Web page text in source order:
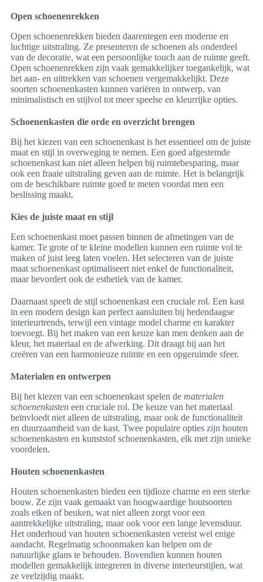
Open schoenenrekken
Open schoenenrekken bieden daarentegen een moderne en
luchtige uitstraling. Ze presenteren de schoenen als onderdeel
van de decoratie, wat een persoonlijke touch aan de ruimte geeft.
Open schoenenrekken zijn vaak gemakkelijker toegankelijk, wat
het aan- en uittrekken van schoenen vergemakkelijkt. Deze
soorten schoenenkasten kunnen variëren in ontwerp, van
minimalistisch en stijlvol tot meer speelse en kleurrijke opties.
Schoenenkasten die orde en overzicht brengen
Bij het kiezen van een schoenenkast is het essentieel om de juiste
maat en stijl in overweging te nemen. Een goed afgestemde
schoenenkast kan niet alleen helpen bij ruimtebesparing, maar
ook een fraaie uitstraling geven aan de ruimte. Het is belangrijk
om de beschikbare ruimte goed te meten voordat men een
beslissing maakt.
Kies de juiste maat en stijl
Een schoenenkast moet passen binnen de afmetingen van de
kamer. Te grote of te kleine modellen kunnen een ruimte vol te
maken of juist leeg laten voelen. Het selecteren van de juiste
maat schoenenkast optimaliseert niet enkel de functionaliteit,
maar bevordert ook de esthetiek van de kamer.
Daarnaast speelt de stijl schoenenkast een cruciale rol. Een kast
in een modern design kan perfect aansluiten bij hedendaagse
interieurtrends, terwijl een vintage model charme en karakter
toevoegt. Bij het maken van een keuze kan men denken aan de
kleur, het materiaal en de afwerking. Dit draagt bij aan het
creëren van een harmonieuze ruimte en een opgeruimde sfeer.
Materialen en ontwerpen
Bij het kiezen van een schoenenkast spelen de materialen
schoenenkasten een cruciale rol. De keuze van het materiaal
beïnvloedt niet alleen de uitstraling, maar ook de functionaliteit
en duurzaamheid van de kast. Twee populaire opties zijn houten
schoenenkasten en kunststof schoenenkasten, elk met zijn unieke
voordelen.
Houten schoenenkasten
Houten schoenenkasten bieden een tijdloze charme en een sterke
bouw. Ze zijn vaak gemaakt van hoogwaardige houtsoorten
zoals eiken of beuken, wat niet alleen zorgt voor een
aantrekkelijke uitstraling, maar ook voor een lange levensduur.
Het onderhoud van houten schoenenkasten vereist wel enige
aandacht. Regelmatig schoonmaken kan helpen om de
natuurlijke glans te behouden. Bovendien kunnen houten
modellen gemakkelijk integreren in diverse interieurstijlen, wat
ze veelzijdig maakt.